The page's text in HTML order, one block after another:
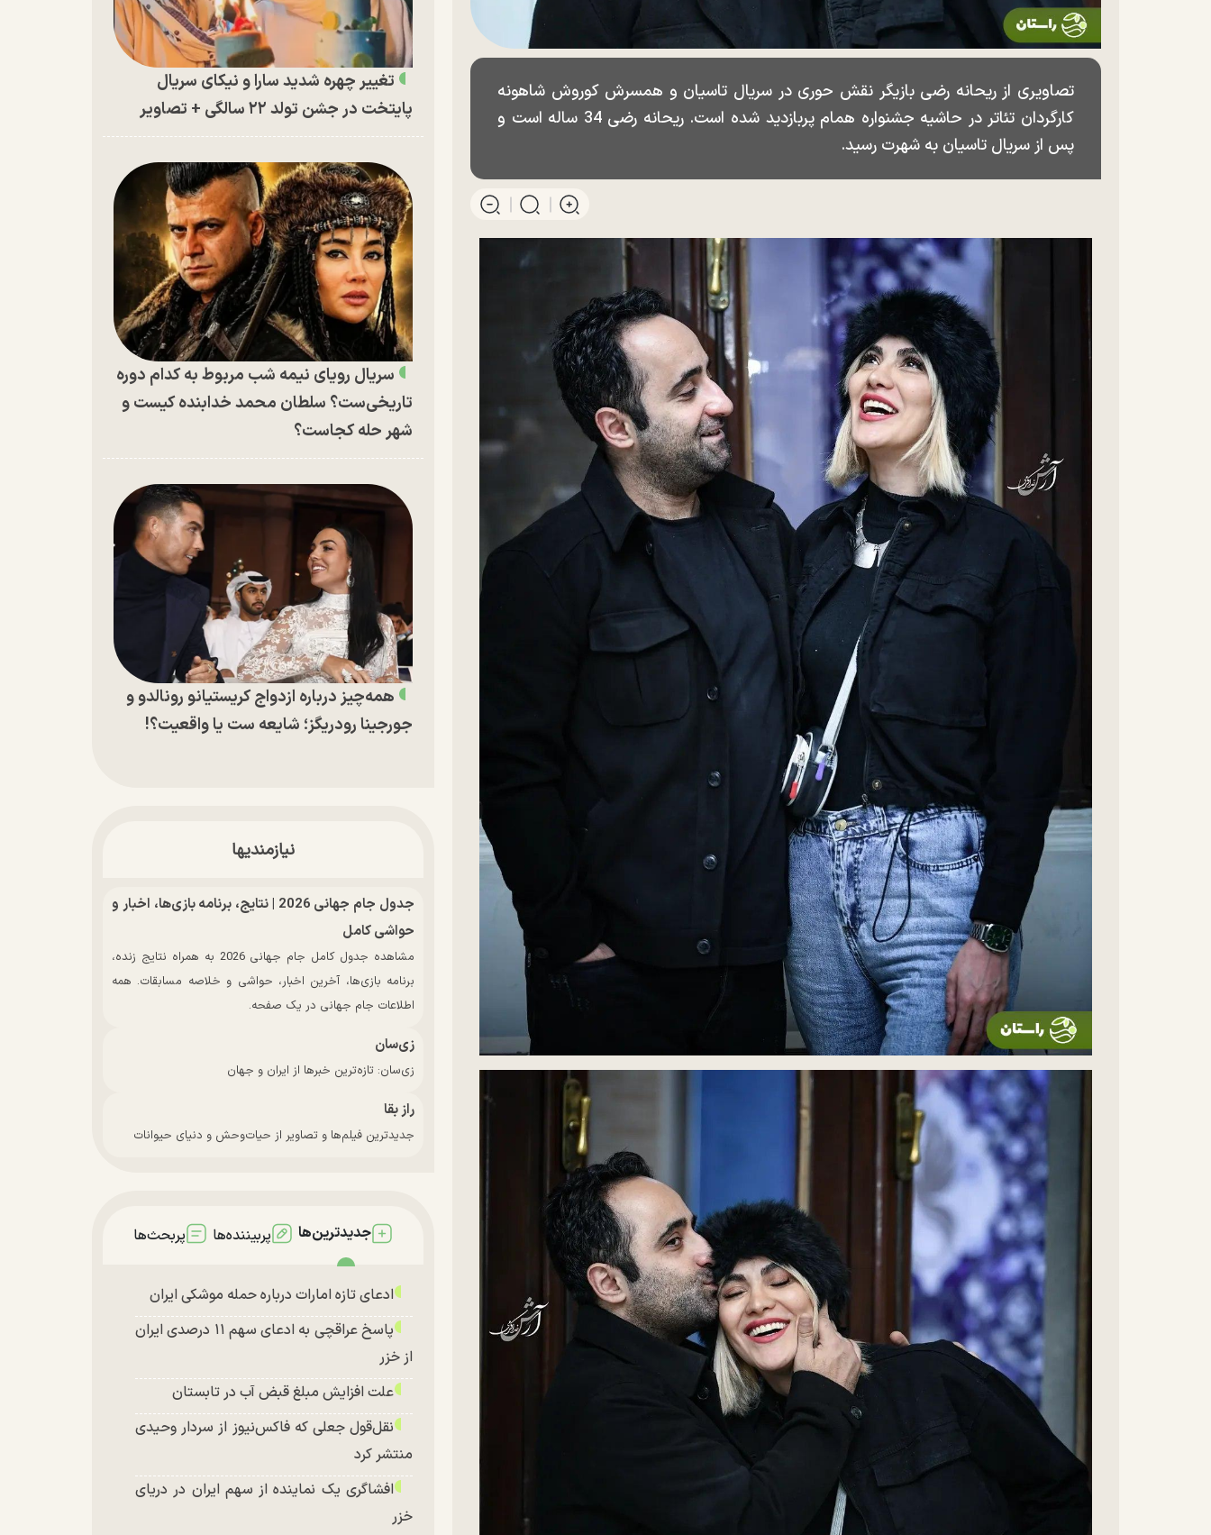
تصاویری از ریحانه رضی بازیگر نقش حوری در سریال تاسیان و همسرش کوروش شاهونه
کارگردان تئاتر در حاشیه جشنواره همام پربازدید شده است. ریحانه رضی 34 ساله است و
پس از سریال تاسیان به شهرت رسید.
تغییر چهره شدید سارا و نیکای سریال
پایتخت در جشن تولد ۲۲ سالگی + تصاویر
سریال رویای نیمه شب مربوط به کدام دوره
تاریخی‌ست؟ سلطان محمد خدابنده کیست و
شهر حله کجاست؟
همه‌چیز درباره ازدواج کریستیانو رونالدو و
جورجینا رودریگز؛ شایعه ست یا واقعیت؟!
نیازمندیها
جدول جام جهانی 2026 | نتایج، برنامه بازی‌ها، اخبار و
حواشی کامل
مشاهده جدول کامل جام جهانی 2026 به همراه نتایج زنده،
برنامه بازی‌ها، آخرین اخبار، حواشی و خلاصه مسابقات. همه
اطلاعات جام جهانی در یک صفحه.
زی‌سان
زی‌سان: تازه‌ترین خبرها از ایران و جهان
راز بقا
جدیدترین فیلم‌ها و تصاویر از حیات‌وحش و دنیای حیوانات
جدیدترین‌ها پربیننده‌ها پربحث‌ها
ادعای تازه امارات درباره حمله موشکی ایران
پاسخ عراقچی به ادعای سهم ۱۱ درصدی ایران
از خزر
علت افزایش مبلغ قبض آب در تابستان
نقل‌قول جعلی که فاکس‌نیوز از سردار وحیدی
منتشر کرد
افشاگری یک نماینده از سهم ایران در دریای
خزر